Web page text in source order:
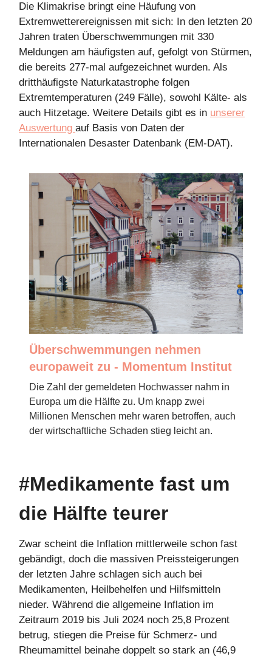
Die Klimakrise bringt eine Häufung von
Extremwetterereignissen mit sich: In den letzten 20
Jahren traten Überschwemmungen mit 330
Meldungen am häufigsten auf, gefolgt von Stürmen,
die bereits 277-mal aufgezeichnet wurden. Als
dritthäufigste Naturkatastrophe folgen
Extremtemperaturen (249 Fälle), sowohl Kälte- als
auch Hitzetage. Weitere Details gibt es in unserer
Auswertung auf Basis von Daten der
Internationalen Desaster Datenbank (EM-DAT).
Überschwemmungen nehmen
europaweit zu - Momentum Institut
Die Zahl der gemeldeten Hochwasser nahm in
Europa um die Hälfte zu. Um knapp zwei
Millionen Menschen mehr waren betroffen, auch
der wirtschaftliche Schaden stieg leicht an.
#Medikamente fast um
die Hälfte teurer
Zwar scheint die Inflation mittlerweile schon fast
gebändigt, doch die massiven Preissteigerungen
der letzten Jahre schlagen sich auch bei
Medikamenten, Heilbehelfen und Hilfsmitteln
nieder. Während die allgemeine Inflation im
Zeitraum 2019 bis Juli 2024 noch 25,8 Prozent
betrug, stiegen die Preise für Schmerz- und
Rheumamittel beinahe doppelt so stark an (46,9